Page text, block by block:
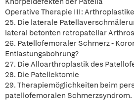
Operative Therapie III:
25. Die laterale
lateral betonten retropatellar
26. Patellofemoraler Schmerz -
Entlastungsbohrung?
27. Die Alloarthroplastik des
28. Die Patellektomie
29. Therapiemöglichkeiten beim
patellofemoralen Schmerzsyndrom.